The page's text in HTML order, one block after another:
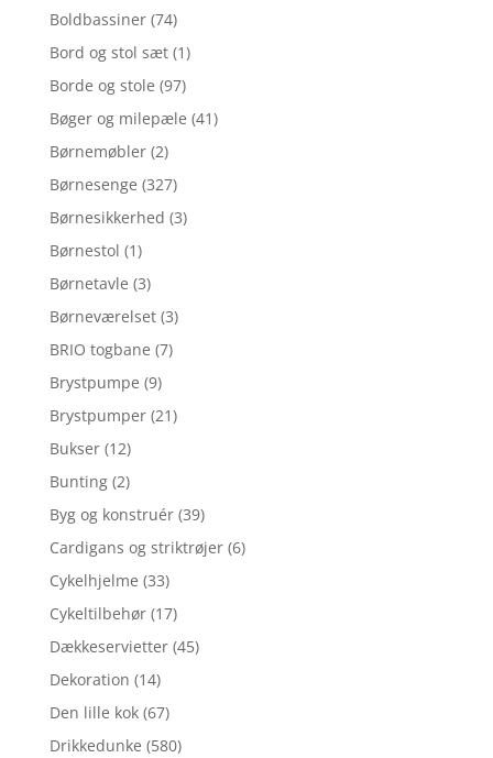
Boldbassiner (74)
Bord og stol sæt (1)
Borde og stole (97)
Bøger og milepæle (41)
Børnemøbler (2)
Børnesenge (327)
Børnesikkerhed (3)
Børnestol (1)
Børnetavle (3)
Børneværelset (3)
BRIO togbane (7)
Brystpumpe (9)
Brystpumper (21)
Bukser (12)
Bunting (2)
Byg og konstruér (39)
Cardigans og striktrøjer (6)
Cykelhjelme (33)
Cykeltilbehør (17)
Dækkeservietter (45)
Dekoration (14)
Den lille kok (67)
Drikkedunke (580)